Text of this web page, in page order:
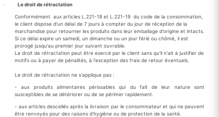
· Le droit de rétractation
Conformément aux articles L.221-18 et L.221-19 du code de la consommation,
le client dispose d'un délai de 7 jours à compter du jour de réception de la
marchandise pour retourner les produits dans leur emballage d'origine et intacts.
Si ce délai expire un samedi, un dimanche ou un jour férié ou chômé, il est
prorogé jusqu'au premier jour suivant ouvrable.
Le droit de rétractation peut être exercé par le client sans qu'il n'ait à justifier de
motifs ou à payer de pénalités, à l'exception des frais de retour éventuels.
Le droit de rétractation ne s'applique pas :
- aux produits alimentaires périssables qui du fait de leur nature sont
susceptibles de se détériorer ou de se périmer rapidement.
- aux articles descellés après la livraison par le consommateur et qui ne peuvent
être renvoyés pour des raisons d'hygiène ou de protection de la santé.